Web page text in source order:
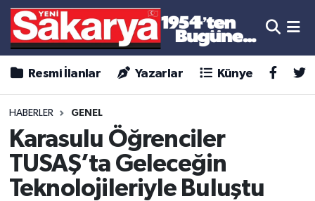
Resmi İlanlar Yazarlar Künye
HABERLER GENEL
Karasulu Öğrenciler
TUSAŞ’ta Geleceğin
Teknolojileriyle Buluştu